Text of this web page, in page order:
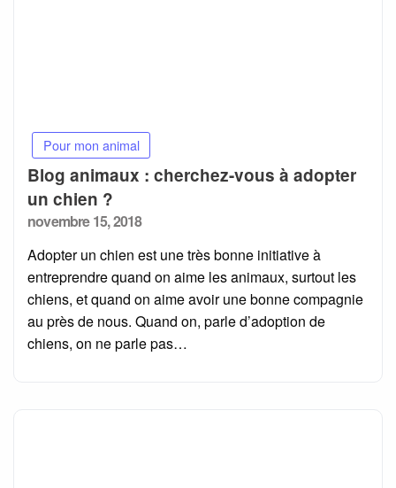
Pour mon animal
Blog animaux : cherchez-vous à adopter
un chien ?
Posted
novembre 15, 2018
Adopter un chien est une très bonne initiative à
entreprendre quand on aime les animaux, surtout les
chiens, et quand on aime avoir une bonne compagnie
au près de nous. Quand on, parle d’adoption de
chiens, on ne parle pas…